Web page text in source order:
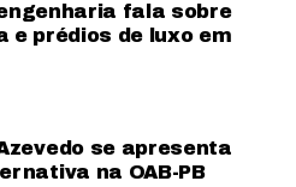
engenharia fala sobre
e prédios de luxo em
se apresenta
na OAB-PB